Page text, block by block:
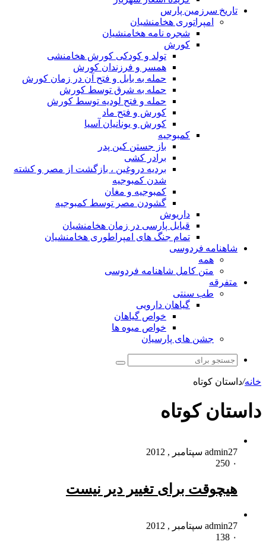
تاریخ سرزمین پارس
امپراتوری هخامنشیان
شجره نامه هخامنشیان
کورش
تولد و کودکی کورش هخامنشی
همسر و فرزندان کورش
حمله به بابل و فتح آن در زمان کورش
حمله به شرق توسط کورش
حمله و فتح لودیه توسط کورش
کورش و فتح ماد
کورش و یونانیان آسیا
کمبوجیه
باز جستن کین پدر
برادر کشی
بردیه دروغین ، بازگشت از مصر و کشته
شدن کمبوجیه
کمبوجیه و مغان
گشودن مصر توسط کمبوجیه
داریوش
قبایل پارسی در زمان هخامنشیان
تمام جنگ های امپراطوری هخامنشیان
شاهنامه فردوسی
همه
متن کامل شاهنامه فردوسی
متفرقه
طب سنتی
گیاهان دارویی
خواص گیاهان
خواص میوه ها
جشن های پارسیان
جستجو
خانه/داستان کوتاه
داستان کوتاه
admin27 سپتامبر , 2012
۰
هیچوقت برای تغییر دیر نیست
admin27 سپتامبر , 2012
۰